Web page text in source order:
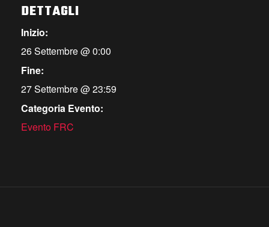
DETTAGLI
Inizio:
26 Settembre @ 0:00
Fine:
27 Settembre @ 23:59
Categoria Evento:
Evento FRC